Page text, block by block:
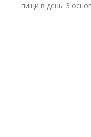
пищи в день: 3